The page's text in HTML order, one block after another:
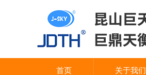
首页 关于我们